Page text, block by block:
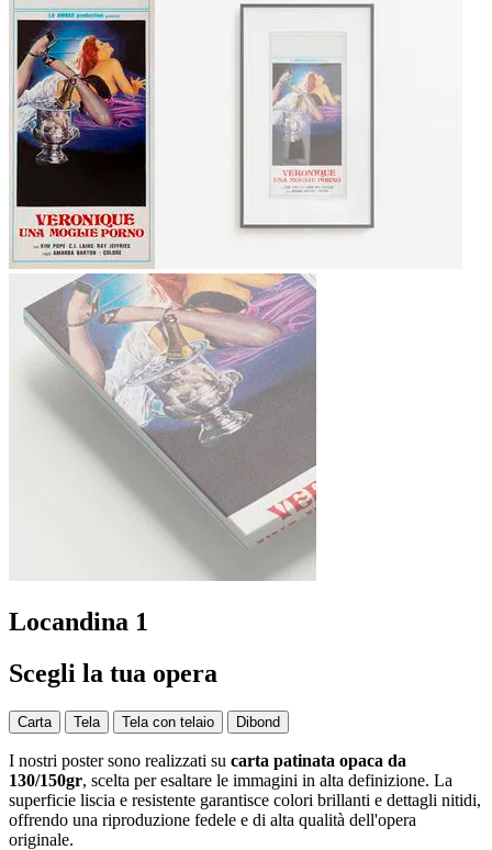
Locandina 1
Scegli la tua opera
Carta Tela Tela con telaio Dibond
I nostri poster sono realizzati su carta patinata opaca da
130/150gr, scelta per esaltare le immagini in alta definizione. La
superficie liscia e resistente garantisce colori brillanti e dettagli nitidi,
offrendo una riproduzione fedele e di alta qualità dell'opera
originale.